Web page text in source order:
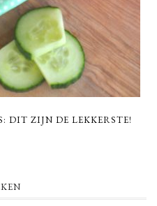
DIT ZIJN DE LEKKERSTE!